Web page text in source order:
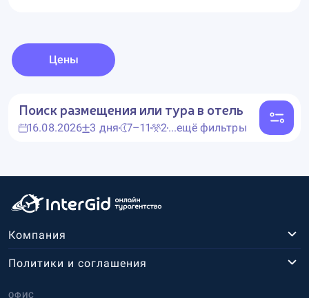
Цены
Поиск размещения или тура в отель
16.08.2026 3 дня 7–11 2...ещё фильтры
Компания
ОФИС
Политики и соглашения